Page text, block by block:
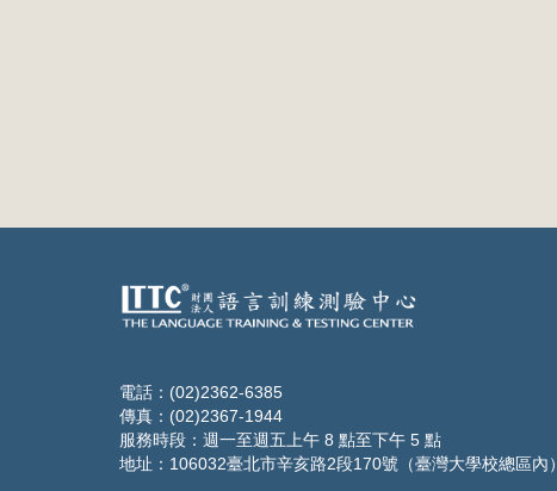
電話：(02)2362-6385
傳真：(02)2367-1944
服務時段：週一至週五上午 8 點至下午 5 點
地址：106032臺北市辛亥路2段170號（臺灣大學校總區內）